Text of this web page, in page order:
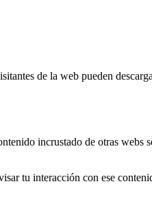
de la web pueden
incrustado de otras webs
tu interacción con ese